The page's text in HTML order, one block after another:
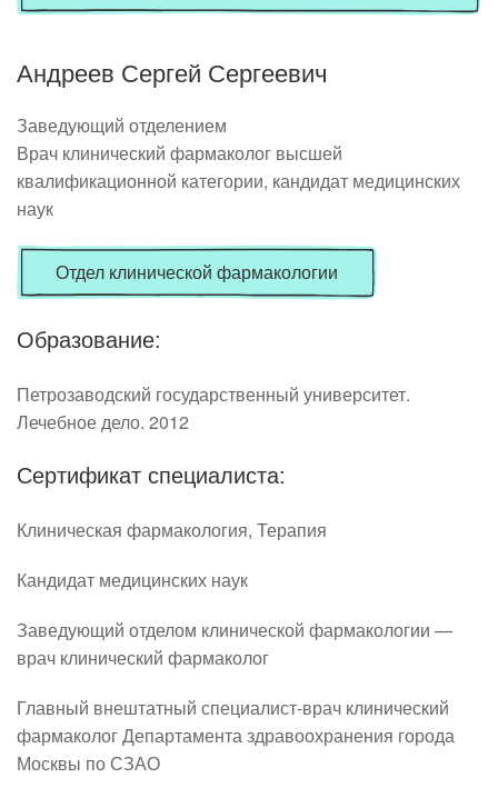
Андреев Сергей Сергеевич
Заведующий отделением
Врач клинический фармаколог высшей
квалификационной категории, кандидат медицинских
наук
Отдел клинической фармакологии
Образование:
Петрозаводский государственный университет.
Лечебное дело. 2012
Сертификат специалиста:
Клиническая фармакология, Терапия
Кандидат медицинских наук
Заведующий отделом клинической фармакологии —
врач клинический фармаколог
Главный внештатный специалист-врач клинический
фармаколог Департамента здравоохранения города
Москвы по СЗАО